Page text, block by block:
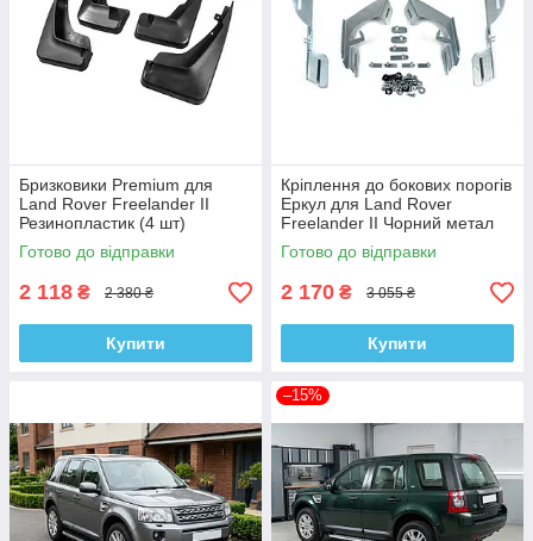
Бризковики Premium для
Land Rover Freelander II
Резинопластик (4 шт)
Готово до відправки
2 118 ₴ 2 380 ₴
Купити
Кріплення до бокових порогів
Еркул для Land Rover
Freelander II Чорний метал
Готово до відправки
2 170 ₴ 3 055 ₴
Купити
–15%